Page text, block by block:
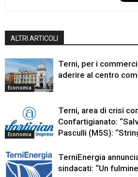
ALTRI ARTICOLI
Economia
Terni, per i
aderire al centro
Economia
Terni, area di crisi
Confartigianato:
Pasculli (M5S):
TerniEnergia
sindacati: “Un